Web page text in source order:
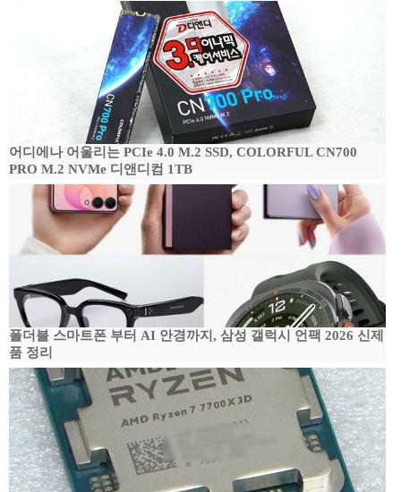
어디에나 어울리는 PCIe 4.0 M.2 SSD, COLORFUL CN700
PRO M.2 NVMe 디앤디컴 1TB
폴더블 스마트폰 부터 AI 안경까지, 삼성 갤럭시 언팩 2026 신제
품 정리